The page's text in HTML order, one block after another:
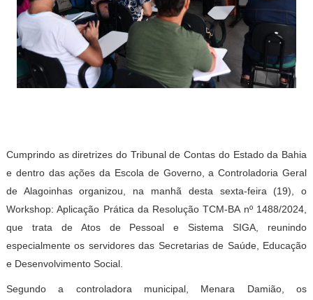
Cumprindo as diretrizes do Tribunal de Contas do Estado da Bahia
e dentro das ações da Escola de Governo, a Controladoria Geral
de Alagoinhas organizou, na manhã desta sexta-feira (19), o
Workshop: Aplicação Prática da Resolução TCM-BA nº 1488/2024,
que trata de Atos de Pessoal e Sistema SIGA, reunindo
especialmente os servidores das Secretarias de Saúde, Educação
e Desenvolvimento Social.
Segundo a controladora municipal, Menara Damião, os